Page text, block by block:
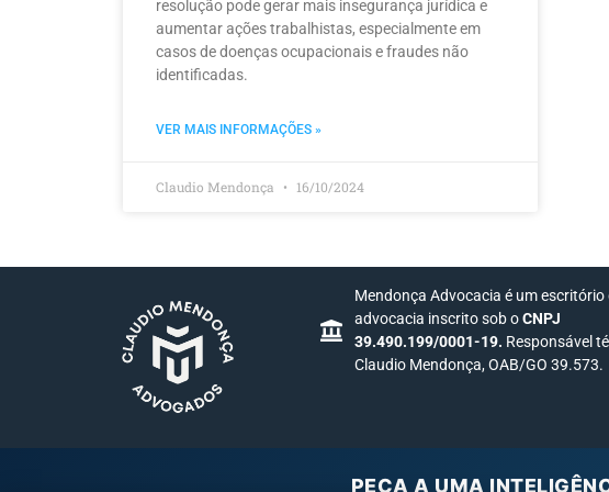
resolução pode gerar mais insegurança jurídica e
aumentar ações trabalhistas, especialmente em
casos de doenças ocupacionais e fraudes não
identificadas.
VER MAIS INFORMAÇÕES »
Claudio Mendonça 16/10/2024
Mendonça Advocacia é um escritório
advocacia inscrito sob oCNPJ
39.490.199/0001-19. Responsável
Claudio Mendonça, OAB/GO 39.573.
PEÇA A UMA